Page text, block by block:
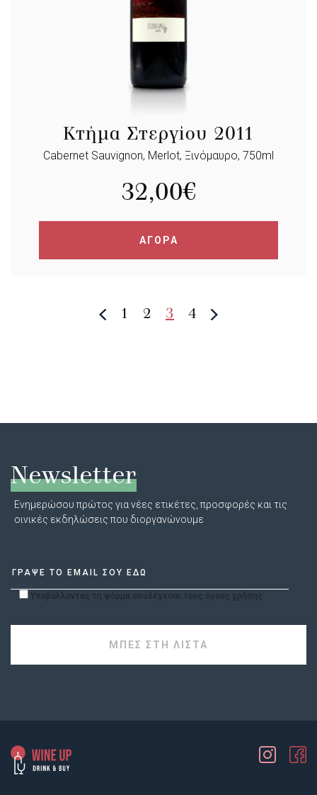
Κτήμα Στεργίου 2011
Cabernet Sauvignon, Merlot, Ξινόμαυρο, 750ml
32,00€
ΑΓΟΡΑ
1 2 3 4
Newsletter
Ενημερώσου πρώτος για νέες ετικέτες, προσφορές και τις
οινικές εκδηλώσεις που διοργανώνουμε
Υποβάλλοντας τη φόρμα αποδέχεσαι τους όρους χρήσης